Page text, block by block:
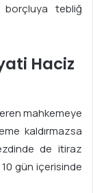
tebliğ
Haciz
mahkemeye
kaldırmazsa
de itiraz
10 gün içerisinde